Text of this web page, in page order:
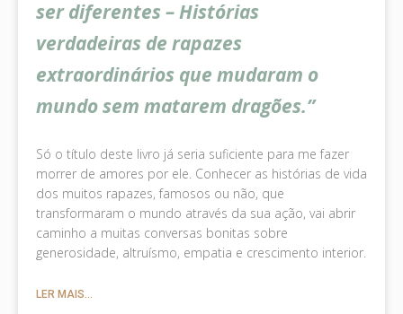
ser diferentes – Histórias
verdadeiras de rapazes
extraordinários que mudaram o
mundo sem matarem dragões.”
Só o título deste livro já seria suficiente para me fazer
morrer de amores por ele. Conhecer as histórias de vida
dos muitos rapazes, famosos ou não, que
transformaram o mundo através da sua ação, vai abrir
caminho a muitas conversas bonitas sobre
generosidade, altruísmo, empatia e crescimento interior.
LER MAIS...